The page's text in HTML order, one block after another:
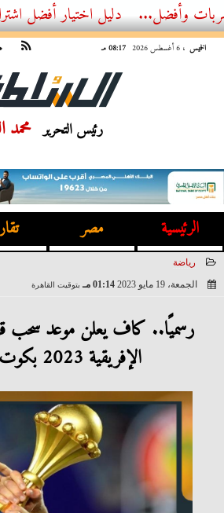
الخميس ، 6 أغسطس 2026 08:17 مـ
رئيس التحرير محمد
الرئيسية مصر
رياضة
الجمعة، 19 مايو 2023
01:14 مـ بتوقيت القاهرة
رسميًا.. كاف يعلن موعد سحب
الإفريقية 2023 بكوت ديفوار